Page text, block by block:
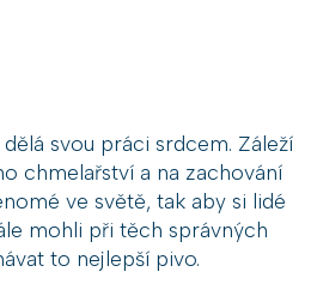
svou práci srdcem. Záleží
chmelařství a na zachování
ve světě, tak aby si lidé
mohli při těch správných
to nejlepší pivo.